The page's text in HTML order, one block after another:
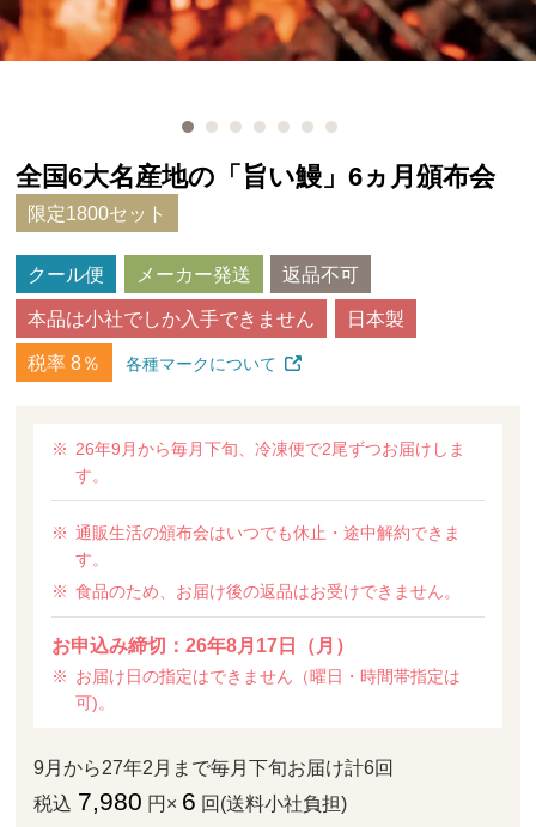
全国6大名産地の「旨い鰻」6ヵ月頒布会
限定1800セット
クール便 メーカー発送 返品不可
本品は小社でしか入手できません 日本製
税率 8％ 各種マークについて
26年9月から毎月下旬、冷凍便で2尾ずつお届けしま
す。
通販生活の頒布会はいつでも休止・途中解約できま
す。
食品のため、お届け後の返品はお受けできません。
お申込み締切：26年8月17日（月）
お届け日の指定はできません（曜日・時間帯指定は
可)。
9月から27年2月まで毎月下旬お届け計6回
税込 7,980 円× 6 回(送料小社負担)